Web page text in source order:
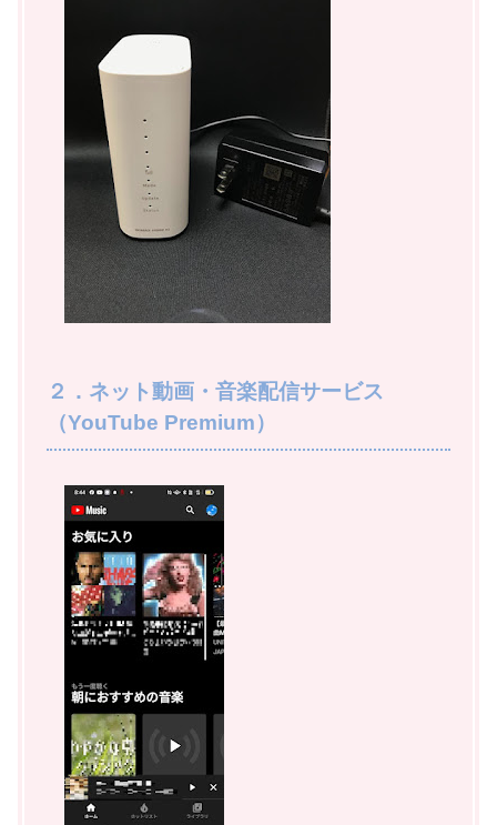
２．ネット動画・音楽配信サービス
（YouTube Premium）